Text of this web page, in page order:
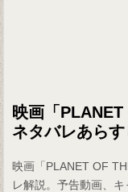
映画「PLANET
ネタバレあら
映画「PLANET OF
レ解説。予告動画、